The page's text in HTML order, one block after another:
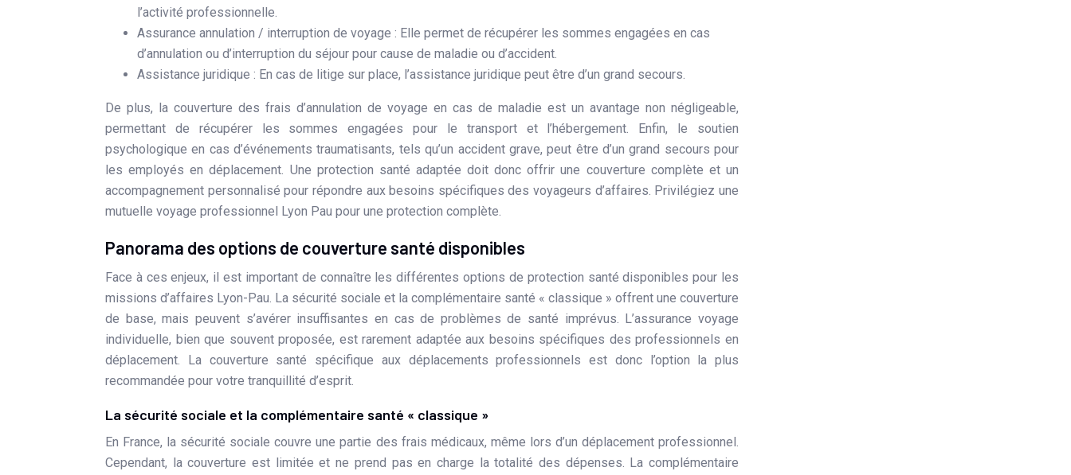
l’activité professionnelle.
Assurance annulation / interruption de voyage : Elle permet de récupérer les sommes engagées en cas
d’annulation ou d’interruption du séjour pour cause de maladie ou d’accident.
Assistance juridique : En cas de litige sur place, l’assistance juridique peut être d’un grand secours.
De plus, la couverture des frais d’annulation de voyage en cas de maladie est un avantage non négligeable,
permettant de récupérer les sommes engagées pour le transport et l’hébergement. Enfin, le soutien
psychologique en cas d’événements traumatisants, tels qu’un accident grave, peut être d’un grand secours pour
les employés en déplacement. Une protection santé adaptée doit donc offrir une couverture complète et un
accompagnement personnalisé pour répondre aux besoins spécifiques des voyageurs d’affaires. Privilégiez une
mutuelle voyage professionnel Lyon Pau pour une protection complète.
Panorama des options de couverture santé disponibles
Face à ces enjeux, il est important de connaître les différentes options de protection santé disponibles pour les
missions d’affaires Lyon-Pau. La sécurité sociale et la complémentaire santé « classique » offrent une couverture
de base, mais peuvent s’avérer insuffisantes en cas de problèmes de santé imprévus. L’assurance voyage
individuelle, bien que souvent proposée, est rarement adaptée aux besoins spécifiques des professionnels en
déplacement. La couverture santé spécifique aux déplacements professionnels est donc l’option la plus
recommandée pour votre tranquillité d’esprit.
La sécurité sociale et la complémentaire santé « classique »
En France, la sécurité sociale couvre une partie des frais médicaux, même lors d’un déplacement professionnel.
Cependant, la couverture est limitée et ne prend pas en charge la totalité des dépenses. La complémentaire